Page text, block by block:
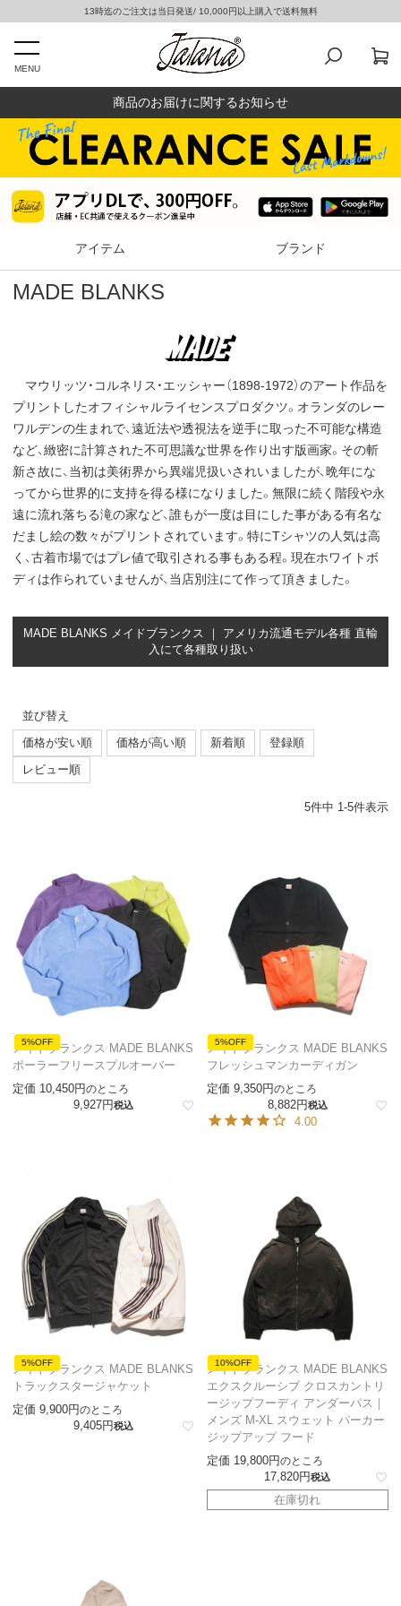
13時迄のご注文は当日発送/ 10,000円以上購入で送料無料
MENU
商品のお届けに関するお知らせ
アイテム ブランド
MADE BLANKS
マウリッツ・コルネリス・エッシャー（1898-1972）のアート作品を
プリントしたオフィシャルライセンスプロダクツ。オランダのレー
ワルデンの生まれで、遠近法や透視法を逆手に取った不可能な構造
など、緻密に計算された不可思議な世界を作り出す版画家。その斬
新さ故に、当初は美術界から異端児扱いされいましたが、晩年にな
ってから世界的に支持を得る様になりました。無限に続く階段や永
遠に流れ落ちる滝の家など、誰もが一度は目にした事がある有名な
だまし絵の数々がプリントされています。特にTシャツの人気は高
く、古着市場ではプレ値で取引される事もある程。現在ホワイトボ
ディは作られていませんが、当店別注にて作って頂きました。
MADE BLANKS メイドブランクス ｜ アメリカ流通モデル各種 直輸
入にて各種取り扱い
並び替え
価格が安い順
価格が高い順 新着順
登録順
レビュー順
5件中 1-5件表示
5%OFF
メイドブランクス MADE BLANKS
ポーラーフリースプルオーバー
定価 10,450 のところ
9,927 税込
5%OFF
メイドブランクス MADE BLANKS
フレッシュマンカーディガン
定価 9,350 のところ
8,882 税込
4.00
5%OFF
メイドブランクス MADE BLANKS
トラックスタージャケット
定価 9,900 のところ
9,405 税込
10%OFF
メイドブランクス MADE BLANKS
エクスクルーシブ クロスカントリ
ージップフーディ アンダーパス｜
メンズ M-XL スウェット パーカー
ジップアップ フード
定価 19,800 のところ
17,820 税込
在庫切れ